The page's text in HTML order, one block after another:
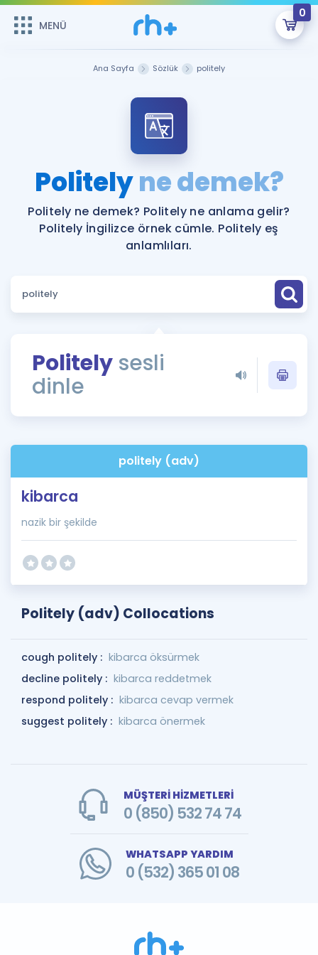
MENÜ
0
Şifremi Hatırlamıyorum
ÜYE DEĞİLİM
Sepetin Şu An Boş.
Remzi Hoca ile seni sınava hazırlayacak onlarca eğitim seni
bekliyor!
MENÜ
Katılımcı Görüşleri
Faydalı Araçlar
Sözlük
Rehberlik Aracı
ÖSYM Sınav Takvimi
İngilizce Gramer
Hakkımızda
Ana Sayfa Sözlük politely
Politelyne demek?
Politely ne demek? Politely ne anlama gelir?
Politely İngilizce örnek cümle. Politely eş
anlamlıları.
Politely sesli
dinle
politely (adv)
kibarca
nazik bir şekilde
Politely (adv) Collocations
cough politely : kibarca öksürmek
decline politely : kibarca reddetmek
respond politely : kibarca cevap vermek
suggest politely : kibarca önermek
MÜŞTERİ HİZMETLERİ
0 (850) 532 74 74
WHATSAPP YARDIM
0 (532) 365 01 08